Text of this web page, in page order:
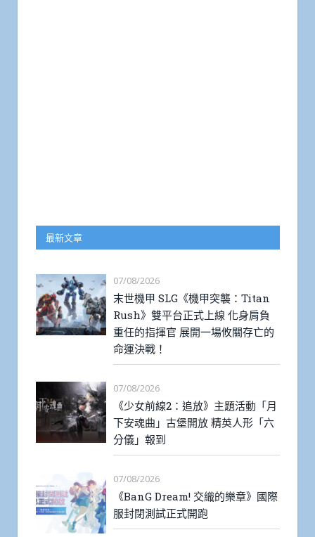
最新文章
07/08/2026
末世機甲 SLG《機甲突襲：Titan
Rush》雙平台正式上線 化身肩負
重任的指揮官 展開一場攸關存亡的
命運決戰！
07/08/2026
《少女前線2：追放》主題活動「月
下安魂曲」古堡開放 精英人形「六
分儀」報到
07/08/2026
《BanG Dream! 交織的樂章》國際
服封閉測試正式開跑